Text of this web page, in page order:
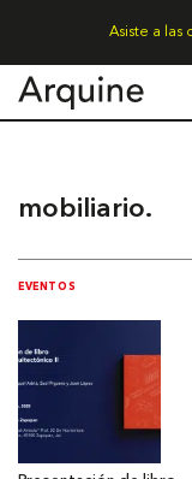
Asiste a las
mobiliario.
EVENTOS